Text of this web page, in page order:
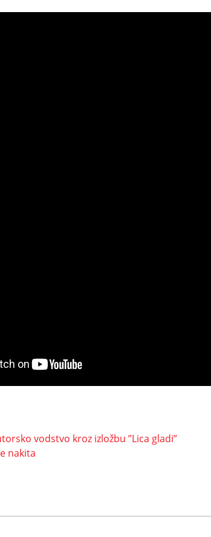
vodstvo kroz izložbu ”Lica gladi”
nakita